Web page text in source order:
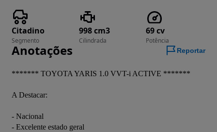
Citadino
Segmento
998 cm3
Cilindrada
69 cv
Potência
Anotações Reportar
******* TOYOTA YARIS 1.0 VVT-i ACTIVE *******
A Destacar:
- Nacional
- Excelente estado geral